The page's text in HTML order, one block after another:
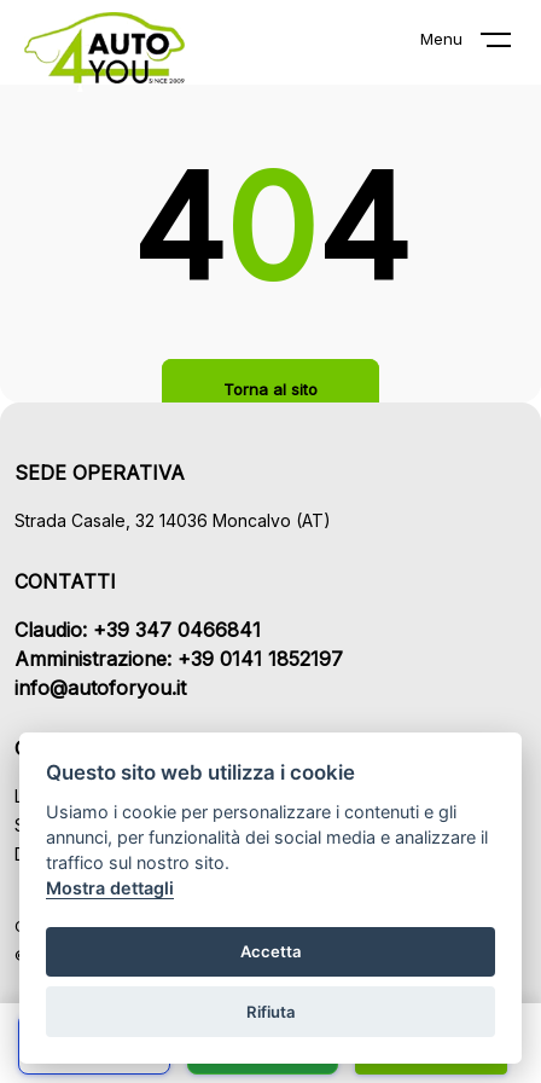
Menu
Questo sito web utilizza i cookie
Usiamo i cookie per personalizzare i contenuti e gli
annunci, per funzionalità dei social media e analizzare il
traffico sul nostro sito.
Mostra dettagli
Accetta
Rifiuta
La pagina che stai cercando non
404
Torna al sito
SEDE OPERATIVA
Strada Casale, 32 14036 Moncalvo (AT)
CONTATTI
Claudio: +39 347 0466841
Amministrazione: +39 0141 1852197
info@autoforyou.it
ORARI DI APERTURA
Lunedì – Venerdì: 9:00- 12:30 / 15:00 - 19:00
Sabato: 09:00 - 13:00 / Chiuso
Domenica: Chiuso
Colombaro Claudio SAS P.IVA: IT 02235920069
© Another site by
Gestionale autoLabyCar (2025)